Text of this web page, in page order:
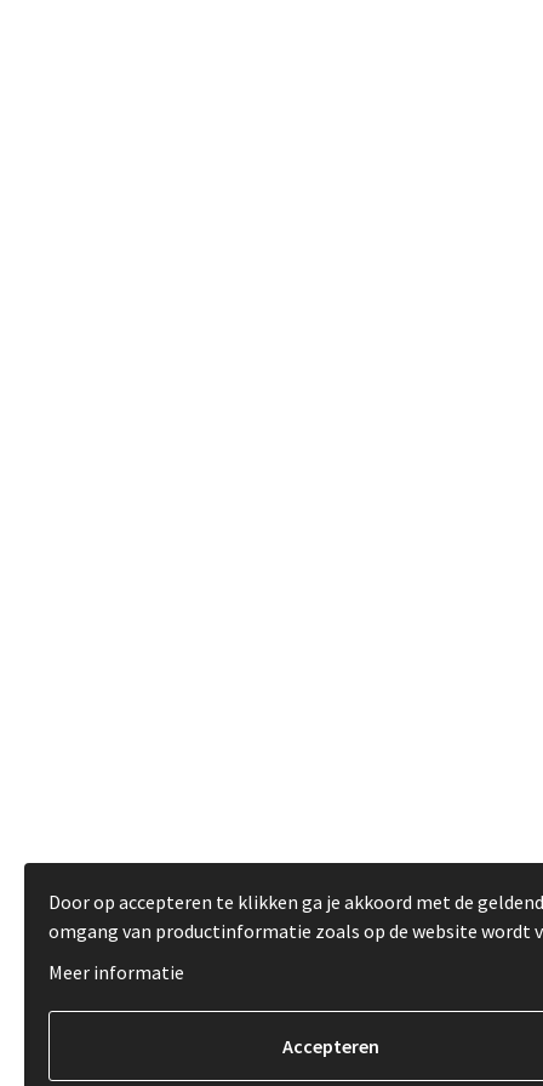
Door op accepteren te klikken ga je akkoord met de
omgang van productinformatie zoals op de website wordt
Meer informatie